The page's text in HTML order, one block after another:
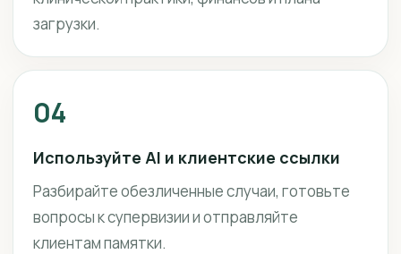
загрузки.
04
Используйте AI и клиентские ссылки
Разбирайте обезличенные случаи, готовьте
вопросы к супервизии и отправляйте
клиентам памятки.